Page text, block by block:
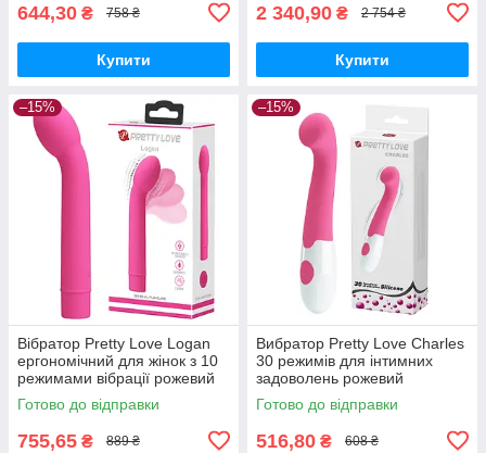
644,30 ₴ 758 ₴
Купити
2 340,90 ₴ 2 754 ₴
Купити
–15%
Вібратор Pretty Love Logan
ергономічний для жінок з 10
режимами вібрації рожевий
для задоволення та ігор
Готово до відправки
755,65 ₴ 889 ₴
–15%
Вибратор Pretty Love Charles
30 режимів для інтимних
задоволень рожевий
силіконовий для жінок
Готово до відправки
516,80 ₴ 608 ₴